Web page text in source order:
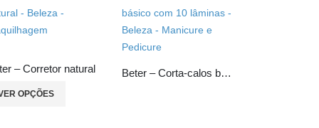
– Corretor natural
OPÇÕES
Beter – Corta-calos básico com 10 lâminas